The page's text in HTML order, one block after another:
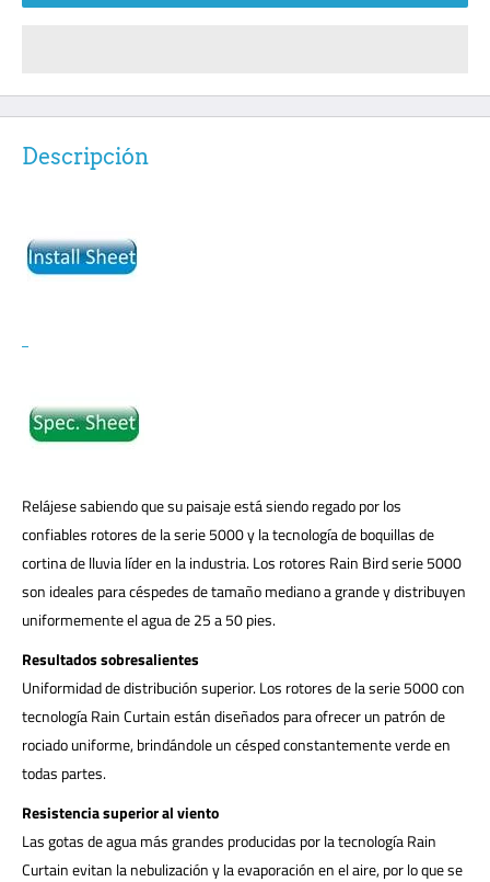
Descripción
Relájese sabiendo que su paisaje está siendo regado por los
confiables rotores de la serie 5000 y la tecnología de boquillas de
cortina de lluvia líder en la industria. Los rotores Rain Bird serie 5000
son ideales para céspedes de tamaño mediano a grande y distribuyen
uniformemente el agua de 25 a 50 pies.
Resultados sobresalientes
Uniformidad de distribución superior. Los rotores de la serie 5000 con
tecnología Rain Curtain están diseñados para ofrecer un patrón de
rociado uniforme, brindándole un césped constantemente verde en
todas partes.
Resistencia superior al viento
Las gotas de agua más grandes producidas por la tecnología Rain
Curtain evitan la nebulización y la evaporación en el aire, por lo que se